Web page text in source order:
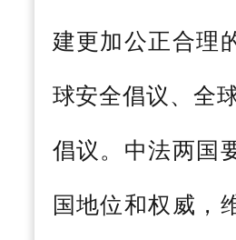
建更加公正合理
球安全倡议、全
倡议。中法两国
国地位和权威，